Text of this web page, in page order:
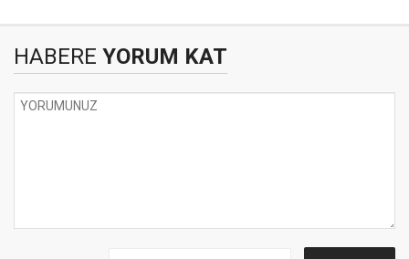
HABERE YORUM KAT